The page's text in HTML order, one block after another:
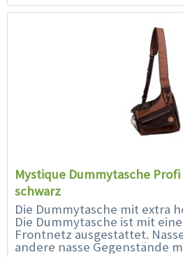
Mystique Dummytasche
schwarz
Die Dummytasche mit extra
Die Dummytasche ist mit
Frontnetz ausgestattet.
andere nasse Gegenstände